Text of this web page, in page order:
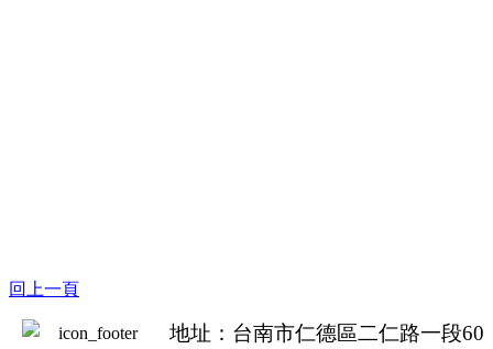
回上一頁
地址：台南市仁德區二仁路一段60